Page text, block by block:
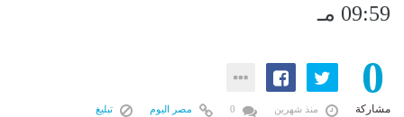
09:59 مـ
0
مشاركة منذ شهرين مصر اليوم تبليغ